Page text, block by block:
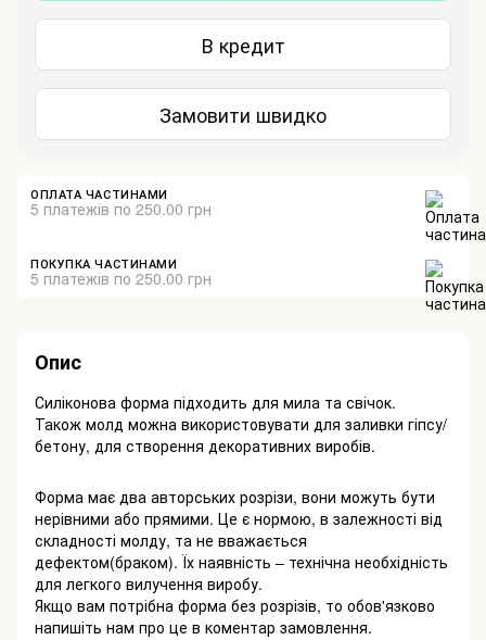
В кредит
Замовити швидко
ОПЛАТА ЧАСТИНАМИ
5 платежів по 250.00 грн
ПОКУПКА ЧАСТИНАМИ
5 платежів по 250.00 грн
Опис
Силіконова форма підходить для мила та свічок.
Також молд можна використовувати для заливки гіпсу/
бетону, для створення декоративних виробів.
Форма має два авторських розрізи, вони можуть бути
нерівними або прямими. Це є нормою, в залежності від
складності молду, та не вважається
дефектом(браком). Їх наявність – технічна необхідність
для легкого вилучення виробу.
Якщо вам потрібна форма без розрізів, то обов'язково
напишіть нам про це в коментар замовлення.